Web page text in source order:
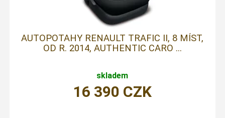
AUTOPOTAHY RENAULT TRAFIC II, 8 MÍST,
OD R. 2014, AUTHENTIC CARO ...
skladem
16 390 CZK